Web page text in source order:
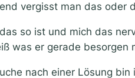
vergisst man das oder
so ist und mich das
was er gerade besorgen
nach einer Lösung bin